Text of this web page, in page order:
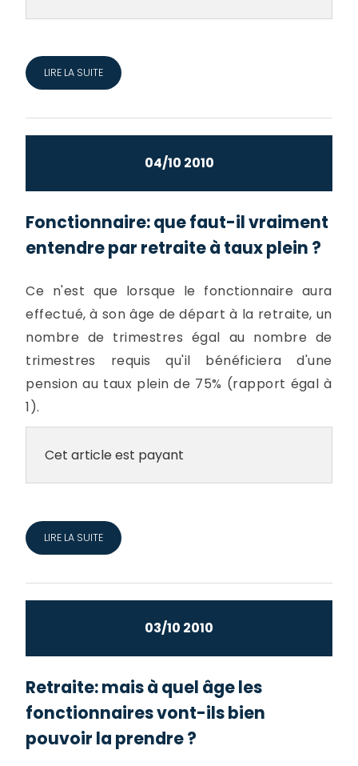
LIRE LA SUITE
04/10 2010
Fonctionnaire: que faut-il vraiment
entendre par retraite à taux plein ?
Ce n'est que lorsque le fonctionnaire aura
effectué, à son âge de départ à la retraite, un
nombre de trimestres égal au nombre de
trimestres requis qu'il bénéficiera d'une
pension au taux plein de 75% (rapport égal à
1).
Cet article est payant
LIRE LA SUITE
03/10 2010
Retraite: mais à quel âge les
fonctionnaires vont-ils bien
pouvoir la prendre ?